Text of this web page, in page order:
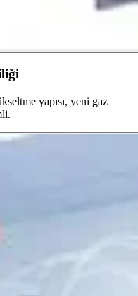
yapısı, yeni gaz